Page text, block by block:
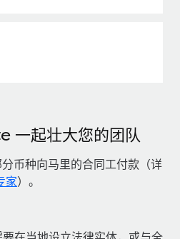
一起壮大您的团队
币种向马里的合同工付款（详
家）。